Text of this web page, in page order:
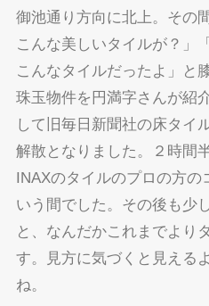
御池通り方向に北上。その
こんな美しいタイルが？」
こんなタイルだったよ」と
珠玉物件を円満字さんが紹
して旧毎日新聞社の床タイ
解散となりました。２時間
INAXのタイルのプロの方の
いう間でした。その後も少
と、なんだかこれまでより
す。見方に気づくと見える
ね。